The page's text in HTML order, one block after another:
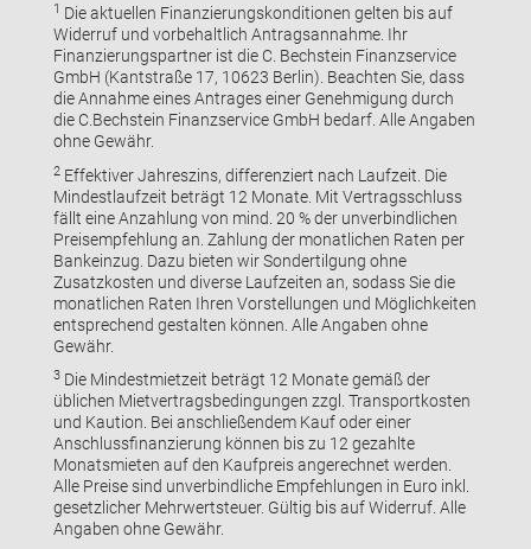
1 Die aktuellen Finanzierungskonditionen gelten bis auf
Widerruf und vorbehaltlich Antragsannahme. Ihr
Finanzierungspartner ist die C. Bechstein Finanzservice
GmbH (Kantstraße 17, 10623 Berlin). Beachten Sie, dass
die Annahme eines Antrages einer Genehmigung durch
die C.Bechstein Finanzservice GmbH bedarf. Alle Angaben
ohne Gewähr.
2Effektiver Jahreszins, differenziert nach Laufzeit. Die
Mindestlaufzeit beträgt 12 Monate. Mit Vertragsschluss
fällt eine Anzahlung von mind. 20 % der unverbindlichen
Preisempfehlung an. Zahlung der monatlichen Raten per
Bankeinzug. Dazu bieten wir Sondertilgung ohne
Zusatzkosten und diverse Laufzeiten an, sodass Sie die
monatlichen Raten Ihren Vorstellungen und Möglichkeiten
entsprechend gestalten können. Alle Angaben ohne
Gewähr.
3Die Mindestmietzeit beträgt 12 Monate gemäß der
üblichen Mietvertragsbedingungen zzgl. Transportkosten
und Kaution. Bei anschließendem Kauf oder einer
Anschlussfinanzierung können bis zu 12 gezahlte
Monatsmieten auf den Kaufpreis angerechnet werden.
Alle Preise sind unverbindliche Empfehlungen in Euro inkl.
gesetzlicher Mehrwertsteuer. Gültig bis auf Widerruf. Alle
Angaben ohne Gewähr.